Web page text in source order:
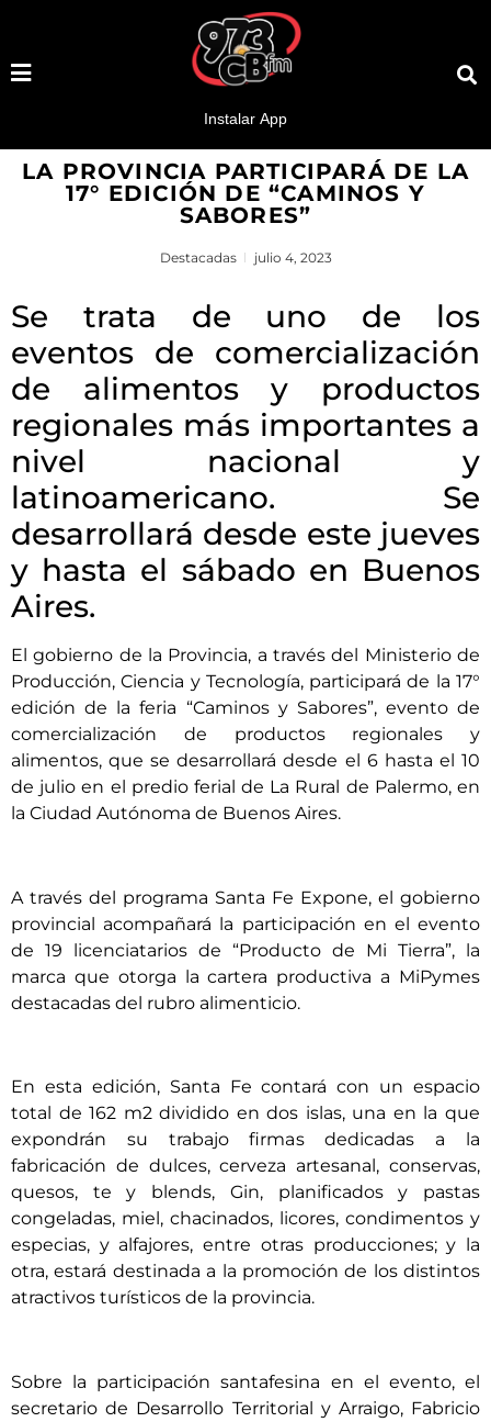
LA PROVINCIA PARTICIPARÁ DE LA
17° EDICIÓN DE “CAMINOS Y
SABORES”
Destacadas julio 4, 2023
Se trata de uno de los
eventos de comercialización
de alimentos y productos
regionales más importantes a
nivel nacional y
latinoamericano. Se
desarrollará desde este jueves
y hasta el sábado en Buenos
Aires.
El gobierno de la Provincia, a través del Ministerio de
Producción, Ciencia y Tecnología, participará de la 17°
edición de la feria “Caminos y Sabores”, evento de
comercialización de productos regionales y
alimentos, que se desarrollará desde el 6 hasta el 10
de julio en el predio ferial de La Rural de Palermo, en
la Ciudad Autónoma de Buenos Aires.
A través del programa Santa Fe Expone, el gobierno
provincial acompañará la participación en el evento
de 19 licenciatarios de “Producto de Mi Tierra”, la
marca que otorga la cartera productiva a MiPymes
destacadas del rubro alimenticio.
En esta edición, Santa Fe contará con un espacio
total de 162 m2 dividido en dos islas, una en la que
expondrán su trabajo firmas dedicadas a la
fabricación de dulces, cerveza artesanal, conservas,
quesos, te y blends, Gin, planificados y pastas
congeladas, miel, chacinados, licores, condimentos y
especias, y alfajores, entre otras producciones; y la
otra, estará destinada a la promoción de los distintos
atractivos turísticos de la provincia.
Sobre la participación santafesina en el evento, el
secretario de Desarrollo Territorial y Arraigo, Fabricio